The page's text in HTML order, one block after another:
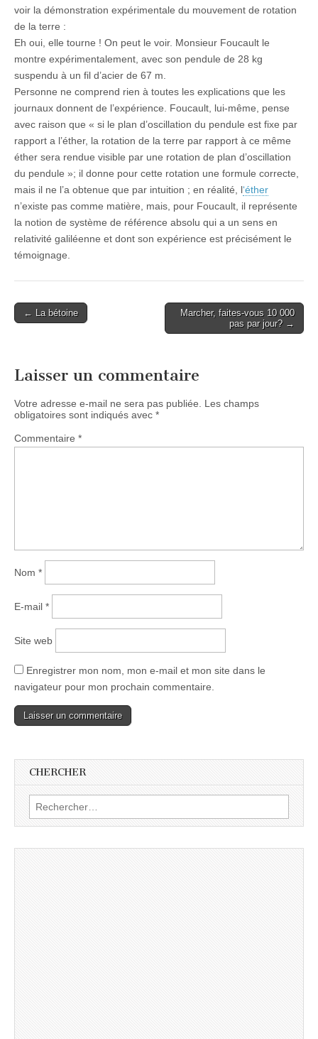
voir la démonstration expérimentale du mouvement de rotation
de la terre :
Eh oui, elle tourne ! On peut le voir. Monsieur Foucault le
montre expérimentalement, avec son pendule de 28 kg
suspendu à un fil d’acier de 67 m.
Personne ne comprend rien à toutes les explications que les
journaux donnent de l’expérience. Foucault, lui-même, pense
avec raison que « si le plan d’oscillation du pendule est fixe par
rapport a l’éther, la rotation de la terre par rapport à ce même
éther sera rendue visible par une rotation de plan d’oscillation
du pendule »; il donne pour cette rotation une formule correcte,
mais il ne l’a obtenue que par intuition ; en réalité, l‘éther
n’existe pas comme matière, mais, pour Foucault, il représente
la notion de système de référence absolu qui a un sens en
relativité galiléenne et dont son expérience est précisément le
témoignage.
Post
← La bétoine
Marcher, faites-vous 10 000
pas par jour? →
Laisser un commentaire
Votre adresse e-mail ne sera pas publiée.
Les champs
obligatoires sont indiqués avec *
Commentaire *
Nom *
E-mail *
Site web
Enregistrer mon nom, mon e-mail et mon site dans le
navigateur pour mon prochain commentaire.
CHERCHER
Rechercher :